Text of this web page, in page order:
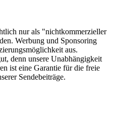
nur als "nichtkommerzieller
Werbung und Sponsoring
aus.
denn unsere Unabhängigkeit
ist eine Garantie für die freie
Sendebeiträge.